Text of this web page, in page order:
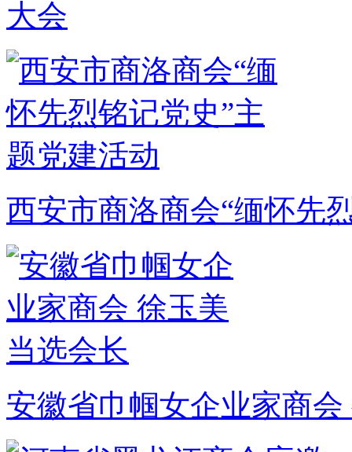
大会
西安市商洛商会“缅怀先
安徽省巾帼女企业家商